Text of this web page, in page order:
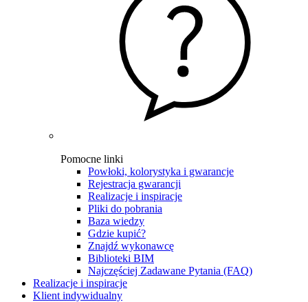
Pomocne linki
Powłoki, kolorystyka i gwarancje
Rejestracja gwarancji
Realizacje i inspiracje
Pliki do pobrania
Baza wiedzy
Gdzie kupić?
Znajdź wykonawcę
Biblioteki BIM
Najczęściej Zadawane Pytania (FAQ)
Realizacje i inspiracje
Klient indywidualny